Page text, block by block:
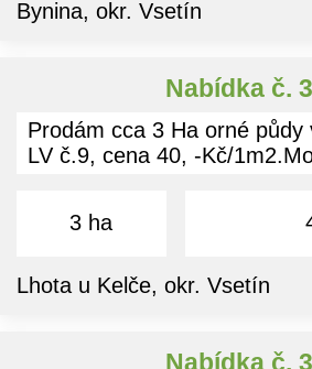
Bynina, okr. Vsetín
Nabídka č.
Prodám cca 3 Ha orné
LV č.9, cena 40, -Kč/
3 ha
Lhota u Kelče, okr. Vsetín
Nabídka č.